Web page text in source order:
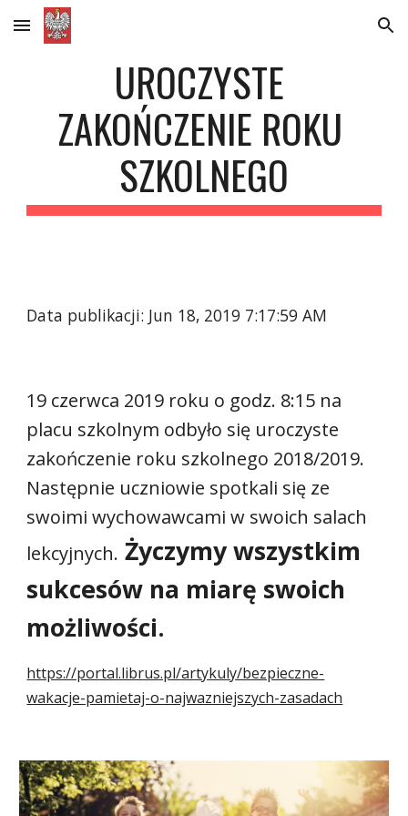
Skip to main content Skip to navigation
UROCZYSTE
ZAKOŃCZENIE ROKU
SZKOLNEGO
Data publikacji: Jun 18, 2019 7:17:59 AM
19 czerwca 2019 roku o godz. 8:15 na
placu szkolnym odbyło się uroczyste
zakończenie roku szkolnego 2018/2019.
Następnie uczniowie spotkali się ze
swoimi wychowawcami w swoich salach
lekcyjnych. Życzymy wszystkim
sukcesów na miarę swoich
możliwości.
https://portal.librus.pl/artykuly/bezpieczne-
wakacje-pamietaj-o-najwazniejszych-zasadach